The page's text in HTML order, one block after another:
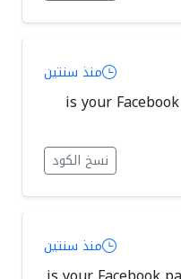
منذ سنتين
12439387 is your
نسخ الكود
منذ سنتين